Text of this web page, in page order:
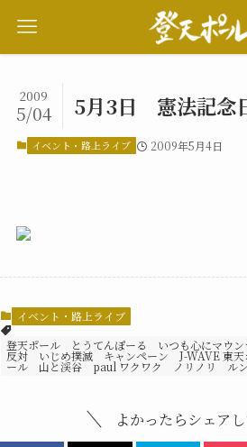
5月3日 憲法記念
2009
5/04
イベント・路上ライブ 2009年5月4日
イベント・路上ライブ
登天ポール とうてんぽーる いつも心にマウ
反対 いじめ撲滅 キャンペーン J-WAVE 東
ール 山と渓谷 paul ワクワク ノリノリ ル
よかったらシェアし